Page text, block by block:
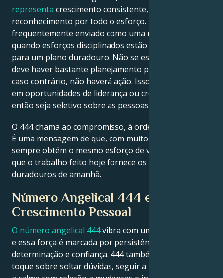
representa crescimento consistente, bases sólidas e
reconhecimento por todo o esforço. Ele é
frequentemente enviado como uma mensagem
quando esforços disciplinados estão sendo pedidos
para um plano duradouro. Não se esqueça de que
deve haver bastante planejamento por trás da ação,
caso contrário, não haverá ação. Isso pode resultar
em oportunidades de liderança ou crescimento,
então seja seletivo sobre as pessoas que o cercam.
O 444 chama ao compromisso, à ordem e à eficiência.
É uma mensagem de que, com muito esforço, você
sempre obtém o mesmo esforço de volta. Ele sinaliza
que o trabalho feito hoje fornece os alicerces
duradouros de amanhã.
Número Angelical 444 e
Crescimento Pessoal
O número angelical 444vibra com uma força interior,
e essa força é marcada por persistência,
determinação e confiança. 444 também é um gentil
toque sobre soltar dúvidas, seguir a intuição, manter